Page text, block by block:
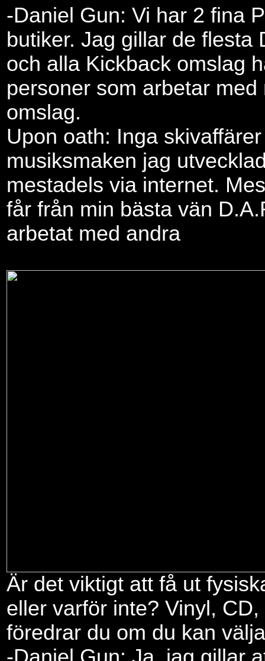
-Daniel Gun: Vi har 2 fina
butiker. Jag gillar de flesta
och alla Kickback omslag
personer som arbetar med
omslag.
Upon oath: Inga
musiksmaken jag
mestadels via internet.
får från min bästa vän
arbetat med andra
Är det viktigt att få ut
eller varför inte? Vinyl,
föredrar du om du kan